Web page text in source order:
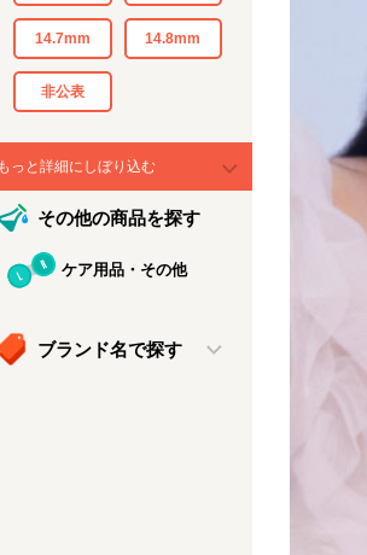
14.7mm 14.8mm
非公表
もっと詳細にしぼり込む
その他の商品を探す
ケア用品・その他
ブランド名で探す